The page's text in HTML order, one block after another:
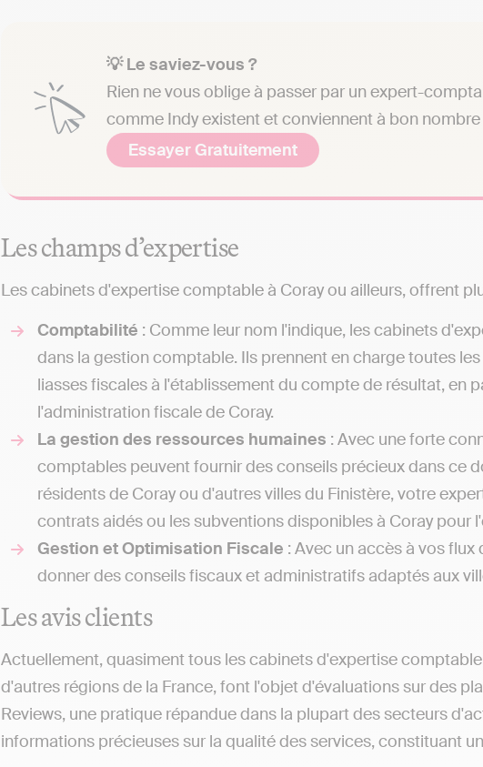
💡 Le saviez-vous ?
Rien ne vous oblige à passer par un expert-
comme Indy existent et conviennent à bon
Essayer Gratuitement
Les champs d’expertise
Les cabinets d'expertise comptable à Coray ou ailleurs, offrent
Comptabilité : Comme leur nom l'indique, les cabinets
dans la gestion comptable. Ils prennent en charge toutes
liasses fiscales à l'établissement du compte de résultat, en
l'administration fiscale de Coray.
La gestion des ressources humaines : Avec une forte
comptables peuvent fournir des conseils précieux dans ce
résidents de Coray ou d'autres villes du Finistère, votre
contrats aidés ou les subventions disponibles à Coray pour
Gestion et Optimisation Fiscale : Avec un accès à vos
donner des conseils fiscaux et administratifs adaptés aux
Les avis clients
Actuellement, quasiment tous les cabinets d'expertise
d'autres régions de la France, font l'objet d'évaluations sur des
Reviews, une pratique répandue dans la plupart des secteurs
informations précieuses sur la qualité des services, constituant